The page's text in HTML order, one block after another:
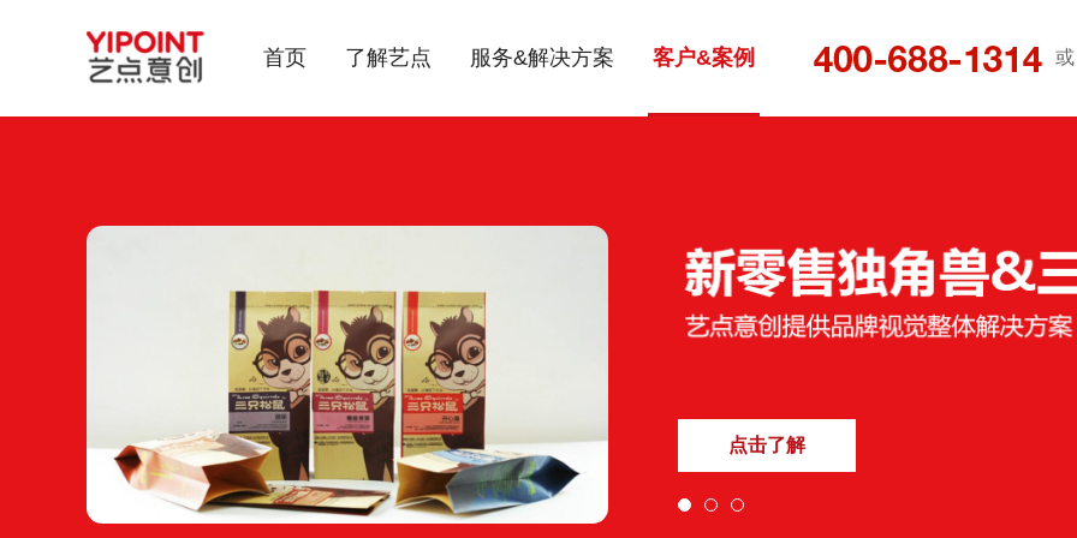
首页 了解艺点 服务&解决方案 客户&案例 或
点击了解